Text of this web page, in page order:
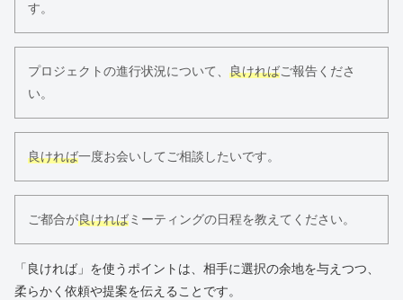
す。
プロジェクトの進行状況について、 良ければご報告くださ
い。
良ければ一度お会いしてご相談したいです。
ご都合が良ければミーティングの日程を教えてください。
「良ければ」を使うポイントは、相手に選択の余地を与えつつ、
柔らかく依頼や提案を伝えることです。